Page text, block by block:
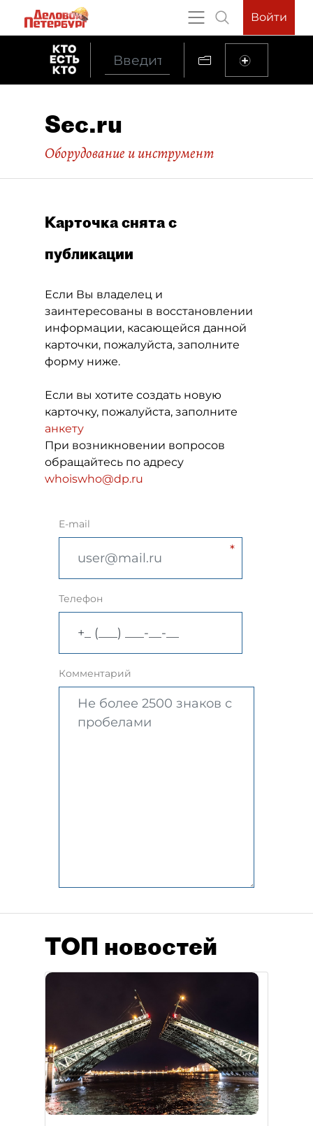
Войти
Sec.ru
Оборудование и инструмент
Карточка снята с
публикации
Если Вы владелец и
заинтересованы в восстановлении
информации, касающейся данной
карточки, пожалуйста, заполните
форму ниже.
Если вы хотите создать новую
карточку, пожалуйста, заполните
анкету
При возникновении вопросов
обращайтесь по адресу
whoiswho@dp.ru
E-mail
Телефон
Комментарий
ТОП новостей